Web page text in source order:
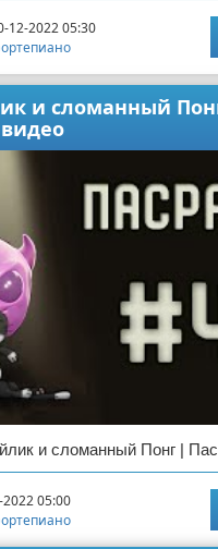
12-2022 05:30
и сломанный
и сломанный Понг |
05:00